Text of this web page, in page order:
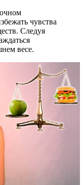
чувства
Следуя
весе.